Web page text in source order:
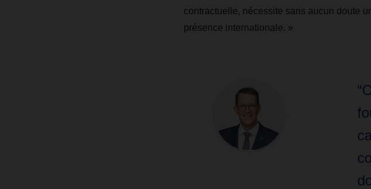
contractuelle, nécessite sans aucun doute
présence internationale. »